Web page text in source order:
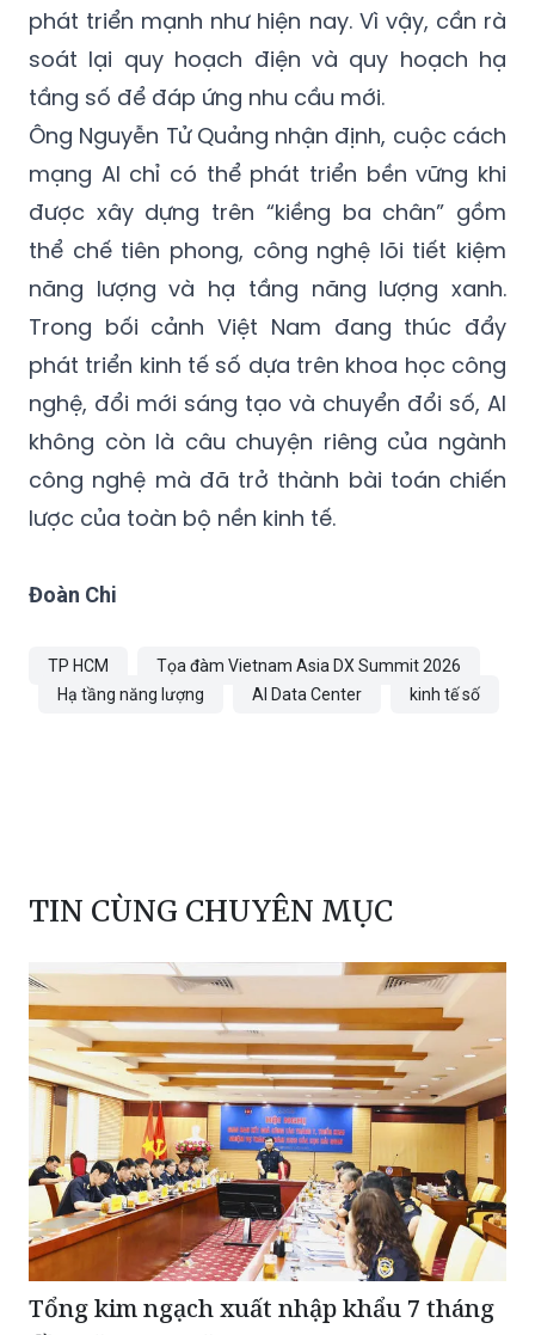
phát triển mạnh như hiện nay. Vì vậy, cần rà
soát lại quy hoạch điện và quy hoạch hạ
tầng số để đáp ứng nhu cầu mới.
Ông Nguyễn Tử Quảng nhận định, cuộc cách
mạng AI chỉ có thể phát triển bền vững khi
được xây dựng trên “kiềng ba chân” gồm
thể chế tiên phong, công nghệ lõi tiết kiệm
năng lượng và hạ tầng năng lượng xanh.
Trong bối cảnh Việt Nam đang thúc đẩy
phát triển kinh tế số dựa trên khoa học công
nghệ, đổi mới sáng tạo và chuyển đổi số, AI
không còn là câu chuyện riêng của ngành
công nghệ mà đã trở thành bài toán chiến
lược của toàn bộ nền kinh tế.
Đoàn Chi
TP HCM
Tọa đàm Vietnam Asia DX Summit 2026
Hạ tầng năng lượng
AI Data Center kinh tế số
TIN CÙNG CHUYÊN MỤC
Tổng kim ngạch xuất nhập khẩu 7 tháng